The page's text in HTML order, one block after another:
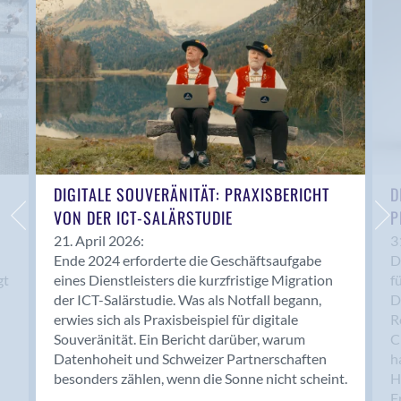
Anwil
Appenzell
Au SG
Baar
Baden
Balsthal
Balzers
Basel
Bassersdorf
Belp
Bendern
Benken (SG)
Bergdietikon
Berlin
Bern
Bern - Liebefeld
DIGITALE SOUVERÄNITÄT: PRAXISBERICHT
VON DER ICT-SALÄRSTUDIE
21. April 2026:
Ende 2024 erforderte die Geschäftsaufgabe
eines Dienstleisters die kurzfristige Migration
der ICT-Salärstudie. Was als Notfall begann,
erwies sich als Praxisbeispiel für digitale
Souveränität. Ein Bericht darüber, warum
Datenhoheit und Schweizer Partnerschaften
besonders zählen, wenn die Sonne nicht scheint.